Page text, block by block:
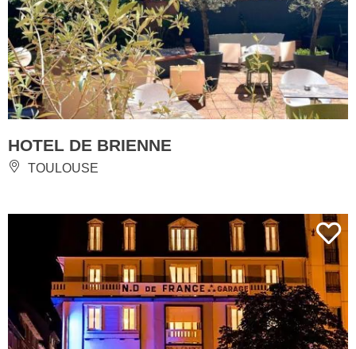
HOTEL DE BRIENNE
TOULOUSE